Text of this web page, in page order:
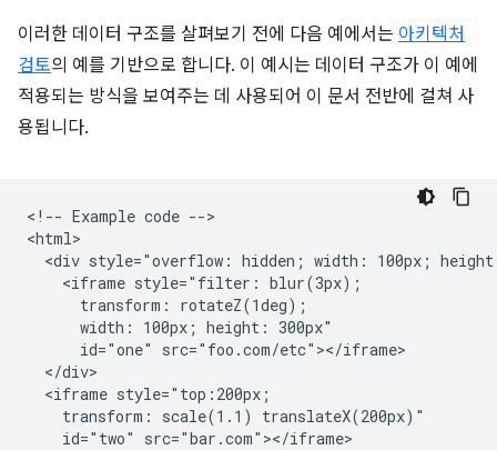
이러한 데이터 구조를 살펴보기 전에 다음 예에서는 아키텍처
검토의 예를 기반으로 합니다. 이 예시는 데이터 구조가 이 예에
적용되는 방식을 보여주는 데 사용되어 이 문서 전반에 걸쳐 사
용됩니다.
<!-- Example code -->
<html>
<div style="overflow: hidden; width: 100px;
    <iframe style="filter: blur(3px);
      transform: rotateZ(1deg);
      width: 100px; height: 300px"
      id="one" src="foo.com/etc"></iframe>
  </div>
  <iframe style="top:200px;
    transform: scale(1.1) translateX(200px)"
    id="two" src="bar.com"></iframe>